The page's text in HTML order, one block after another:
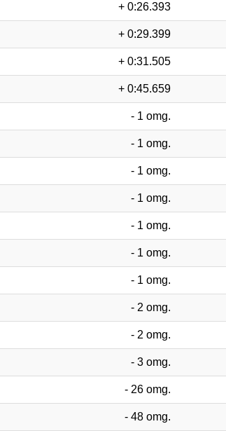
+ 0:26.393
+ 0:29.399
+ 0:31.505
+ 0:45.659
- 1 omg.
- 1 omg.
- 1 omg.
- 1 omg.
- 1 omg.
- 1 omg.
- 1 omg.
- 2 omg.
- 2 omg.
- 3 omg.
- 26 omg.
- 48 omg.